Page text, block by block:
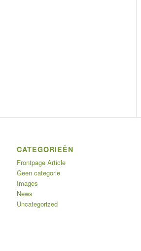
CATEGORIEËN
Frontpage Article
Geen categorie
Images
News
Uncategorized